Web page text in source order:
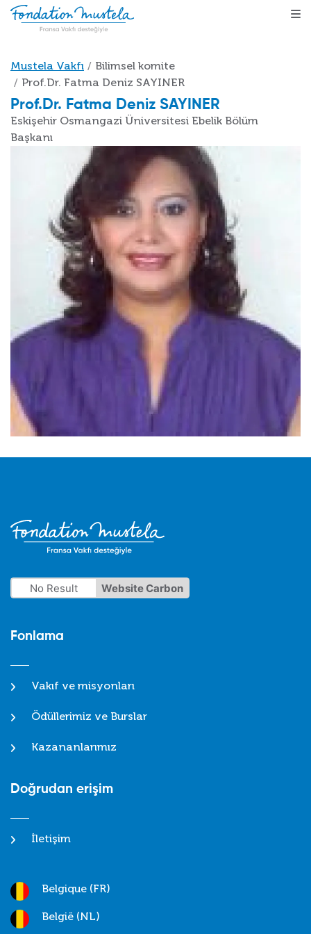
Ana içeriğe atla
Sayfa yolu
Mustela Vakfı
Bilimsel komite
Prof.Dr. Fatma Deniz SAYINER
Prof.Dr. Fatma Deniz SAYINER
Eskişehir Osmangazi Üniversitesi Ebelik Bölüm
Başkanı
No Result Website Carbon
Fonlama
Vakıf ve misyonları
Ödüllerimiz ve Burslar
Kazananlarımız
Doğrudan erişim
İletişim
Belgique (FR)
België (NL)